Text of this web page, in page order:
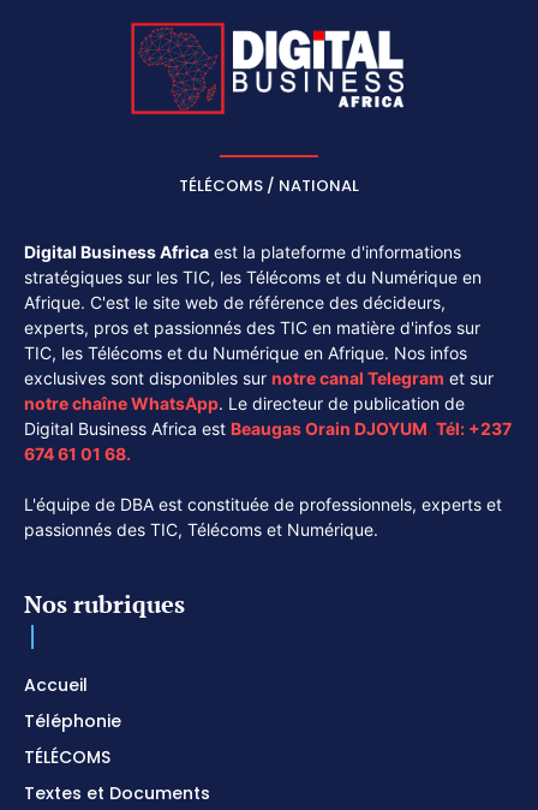
TÉLÉCOMS / NATIONAL
Digital Business Africa est la plateforme d'informations
stratégiques sur les TIC, les Télécoms et du Numérique en
Afrique. C'est le site web de référence des décideurs,
experts, pros et passionnés des TIC en matière d'infos sur
TIC, les Télécoms et du Numérique en Afrique. Nos infos
exclusives sont disponibles sur notre canal Telegram et sur
notre chaîneWhatsApp. Le directeur de publication de
Digital Business Africa est Beaugas Orain DJOYUM. Tél: +237
674 61 01 68.
L'équipe de DBA est constituée de professionnels, experts et
passionnés des TIC, Télécoms et Numérique.
Nos rubriques
Accueil
Téléphonie
TÉLÉCOMS
Textes et Documents